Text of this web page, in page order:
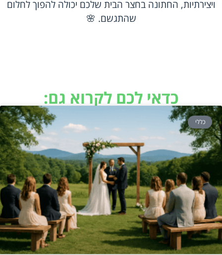
ויצירתיות, החתונה בחצר הבית שלכם יכולה להפוך לחלום
שהתגשם. 🌸
כדאי לכם לקרוא גם:
כללי